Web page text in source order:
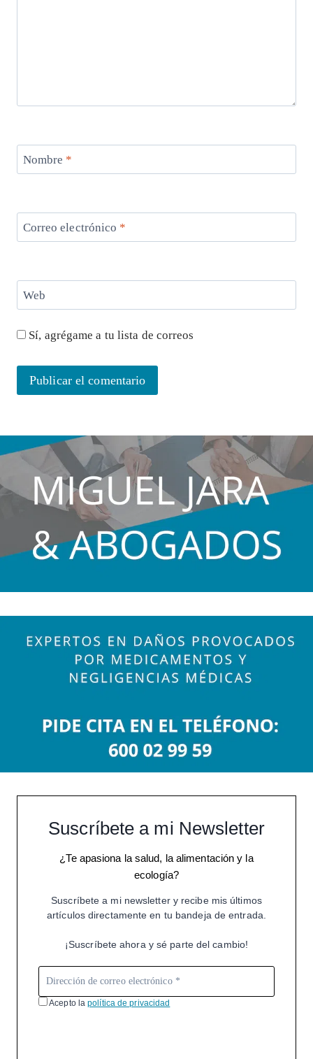
Nombre *
Correo electrónico *
Web
Sí, agrégame a tu lista de correos
Suscríbete a mi Newsletter
¿Te apasiona la salud, la alimentación y la
ecología?
Suscríbete a mi newsletter y recibe mis últimos
artículos directamente en tu bandeja de entrada.
¡Suscríbete ahora y sé parte del cambio!
Acepto lapolítica de privacidad